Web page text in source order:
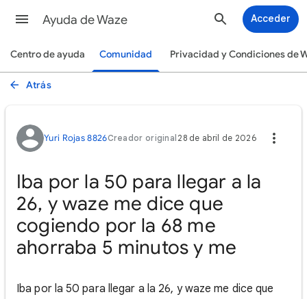
Ayuda de Waze Acceder
Centro de ayuda Comunidad Privacidad y Condiciones de
Atrás
Yuri Rojas 8826Creador original 28 de abril de 2026
Iba por la 50 para llegar a la
26, y waze me dice que
cogiendo por la 68 me
ahorraba 5 minutos y me
Iba por la 50 para llegar a la 26, y waze me dice que